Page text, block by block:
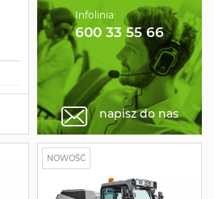
Infolinia:
600 33 55 66
napisz do nas
NOWOŚĆ